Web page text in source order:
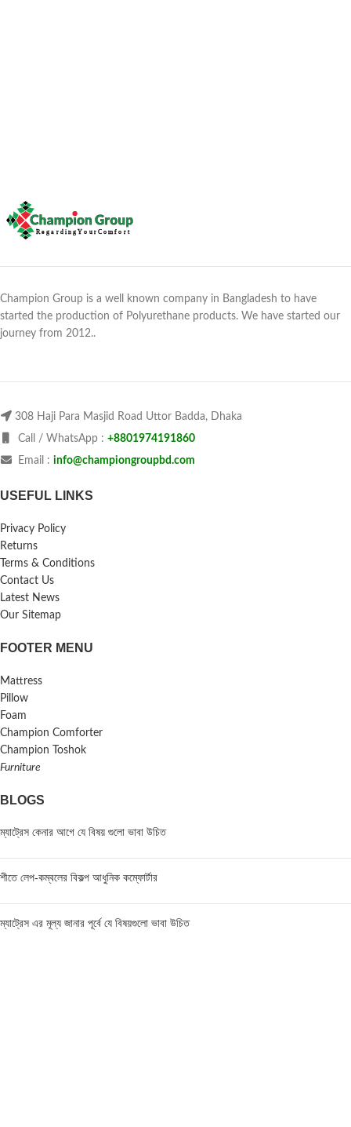
Champion Group is a well known company in Bangladesh to have
started the production of Polyurethane products. We have started our
journey from 2012..
308 Haji Para Masjid Road Uttor Badda, Dhaka
Call / WhatsApp : +8801974191860
Email : info@championgroupbd.com
USEFUL LINKS
Privacy Policy
Returns
Terms & Conditions
Contact Us
Latest News
Our Sitemap
FOOTER MENU
Mattress
Pillow
Foam
Champion Comforter
Champion Toshok
Furniture
BLOGS
ম্যাট্রেস কেনার আগে যে বিষয় গুলো ভাবা উচিত
শীতে লেপ-কম্বলের বিকল্প আধুনিক কম্ফোর্টার
ম্যাট্রেস এর মূল্য জানার পূর্বে যে বিষয়গুলো ভাবা উচিত